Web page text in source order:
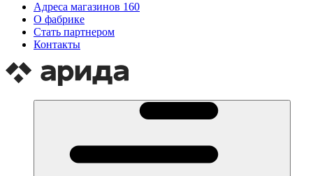
Адреса магазинов 160
О фабрике
Стать партнером
Контакты